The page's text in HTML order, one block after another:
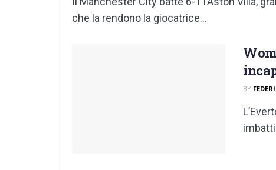
che la rendono la giocatrice...
BY